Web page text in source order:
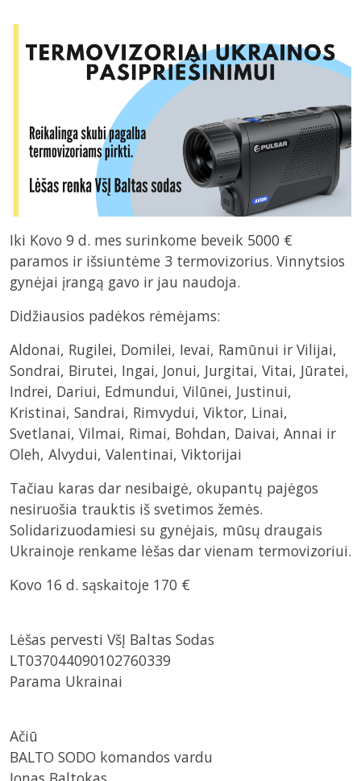
Iki Kovo 9 d. mes surinkome beveik 5000 €
paramos ir išsiuntėme 3 termovizorius. Vinnytsios
gynėjai įrangą gavo ir jau naudoja.
Didžiausios padėkos rėmėjams:
Aldonai, Rugilei, Domilei, Ievai, Ramūnui ir Vilijai,
Sondrai, Birutei, Ingai, Jonui, Jurgitai, Vitai, Jūratei,
Indrei, Dariui, Edmundui, Vilūnei, Justinui,
Kristinai, Sandrai, Rimvydui, Viktor, Linai,
Svetlanai, Vilmai, Rimai, Bohdan, Daivai, Annai ir
Oleh, Alvydui, Valentinai, Viktorijai
Tačiau karas dar nesibaigė, okupantų pajėgos
nesiruošia trauktis iš svetimos žemės.
Solidarizuodamiesi su gynėjais, mūsų draugais
Ukrainoje renkame lėšas dar vienam termovizoriui.
Kovo 16 d. sąskaitoje 170 €
Lėšas pervesti VšĮ Baltas Sodas
LT037044090102760339
Parama Ukrainai
Ačiū
BALTO SODO komandos vardu